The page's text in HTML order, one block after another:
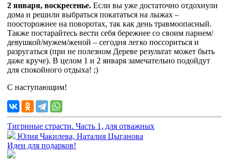
2 января, воскресенье. Если вы уже достаточно отдохнули
дома и решили выбраться покататься на лыжах –
поосторожнее на поворотах, так как день травмоопасный.
Также постарайтесь вести себя бережнее со своим парнем/
девушкой/мужем/женой – сегодня легко поссориться и
разругаться (при не полезном Дереве результат может быть
даже круче). В целом 1 и 2 января замечательно подойдут
для спокойного отдыха! ;)
С наступающим!
Тигриные страсти. Часть 1, для отважных
Юлия Чакилева, Наталия Цыганова
Идеи для подарков!